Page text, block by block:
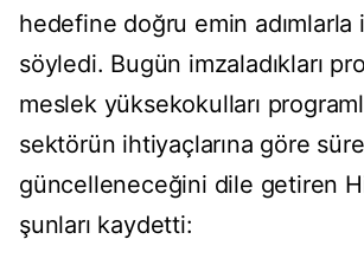
hedefine doğru emin
söyledi. Bugün imzaladıkları
meslek yüksekokulları
sektörün ihtiyaçlarına göre
güncelleneceğini dile getiren
şunları kaydetti: